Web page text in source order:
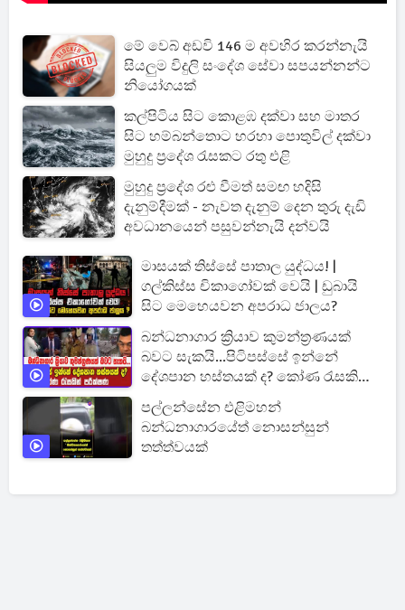
මේ වෙබ් අඩවි 146 ම අවහිර කරන්නැයි
සියලුම විදුලි සංදේශ සේවා සපයන්නන්ට
නියෝගයක්
කල්පිටිය සිට කොළඹ දක්වා සහ මාතර
සිට හම්බන්තොට හරහා පොතුවිල් දක්වා
මුහුදු ප්‍රදේශ රැසකට රතු එළි
මුහුදු ප්‍රදේශ රළු වීමත් සමඟ හදිසි
දැනුම්දීමක් - නැවත දැනුම් දෙන තුරු දැඩි
අවධානයෙන් පසුවන්නැයි දන්වයි
මාසයක් තිස්සේ පාතාල යුද්ධය! |
ගල්කිස්ස චිකාගෝවක් වෙයි | ඩුබායි
සිට මෙහෙයවන අපරාධ ජාලය?
බන්ධනාගාර ක්‍රියාව කුමන්ත්‍රණයක්
බවට සැකයි...පිටිපස්සේ ඉන්නේ
දේශපාන හස්තයක් ද? කෝණ රැසකින්
පරීක්ෂණ
පල්ලන්සේන එළිමහන්
බන්ධනාගාරයේත් නොසන්සුන්
තත්ත්වයක්